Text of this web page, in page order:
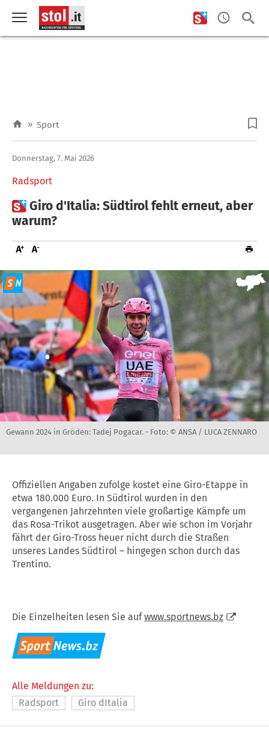
» Sport
Radsport
Donnerstag, 7. Mai 2026
Giro d'Italia: Südtirol fehlt erneut, aber
warum?
Gewann 2024 in Gröden: Tadej Pogacar. - Foto: © ANSA / LUCA ZENNARO
Offiziellen Angaben zufolge kostet eine Giro-Etappe in
etwa 180.000 Euro. In Südtirol wurden in den
vergangenen Jahrzehnten viele großartige Kämpfe um
das Rosa-Trikot ausgetragen. Aber wie schon im Vorjahr
fährt der Giro-Tross heuer nicht durch die Straßen
unseres Landes Südtirol – hingegen schon durch das
Trentino.
Die Einzelheiten lesen Sie aufwww.sportnews.bz
Alle Meldungen zu:
Radsport
Giro dItalia